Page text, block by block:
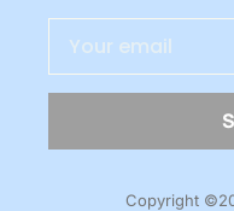
Copyright